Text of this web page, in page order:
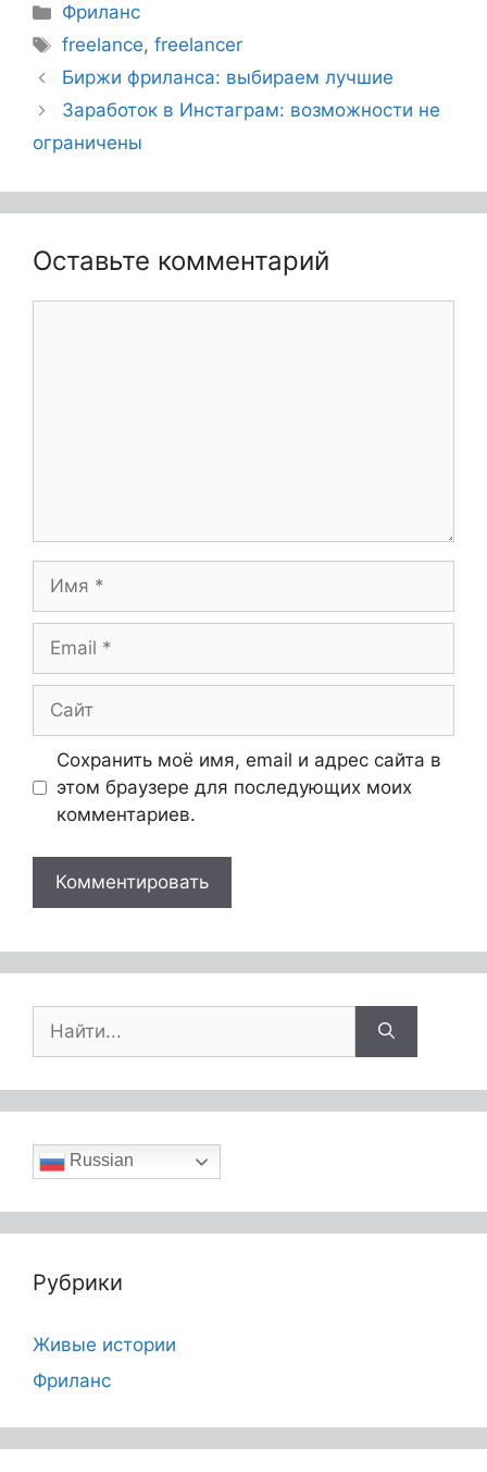
Фриланс
freelance,freelancer
Биржи фриланса: выбираем лучшие
Заработок в Инстаграм: возможности не
ограничены
Оставьте комментарий
Сохранить моё имя, email и адрес сайта в
этом браузере для последующих моих
комментариев.
Russian
Рубрики
Живые истории
Фриланс